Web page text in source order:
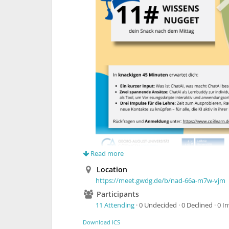
Wie kann Künstliche Intelligenz
Beim nächsten Wissensnugget am 27.
beim Üben, Wiederholen und Vertiefen zu
Die Teilnehmenden erhalten einen
Kursinhalte in ChatAI integrieren lassen,
Read more
Location
https://meet.gwdg.de/b/nad-66a-m7w-vjm
Participants
11 Attending · 0 Undecided · 0 Declined · 0
Download ICS